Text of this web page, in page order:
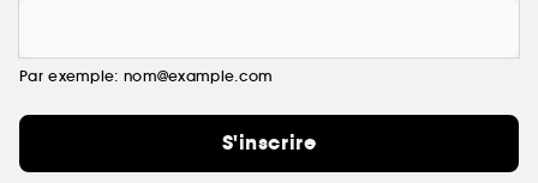
Par exemple: nom@example.com
S'inscrire